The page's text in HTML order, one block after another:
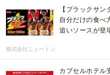
【ブラックサ
自分だけの食べ
追いソースが登
株式会社ニュートン
カプセルホテル